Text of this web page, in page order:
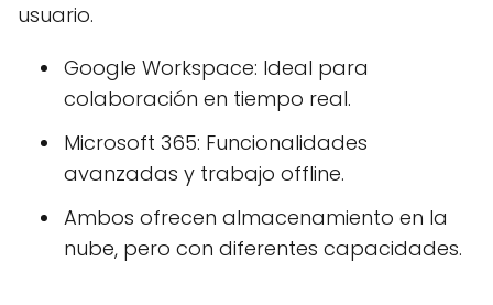
usuario.
Google Workspace: Ideal para
colaboración en tiempo real.
Microsoft 365: Funcionalidades
avanzadas y trabajo offline.
Ambos ofrecen almacenamiento en la
nube, pero con diferentes capacidades.